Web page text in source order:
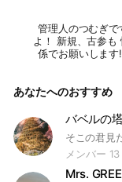
管理人のつむぎ
よ！ 新規、古参も 性別、年齢一切関係なし! アイコンミセス関
係でお願いします!
あなたへのおすすめ
バベルの
メンバー 13